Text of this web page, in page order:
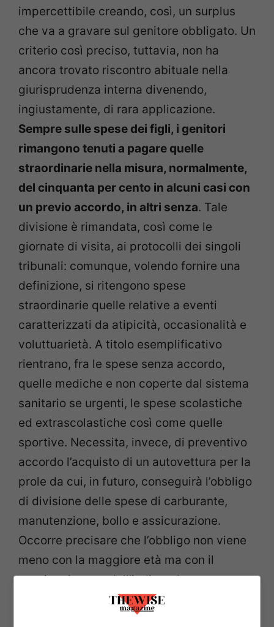
impercettibile creando, così, un surplus
che va a gravare sul genitore obbligato. Un
criterio così preciso, tuttavia, non ha
ancora trovato riscontro abituale nella
giurisprudenza interna divenendo,
ingiustamente, di rara applicazione.
Sempre sulle spese dei figli, i genitori
rimangono tenuti a pagare quelle
straordinarie nella misura, normalmente,
del cinquanta per cento in alcuni casi con
un previo accordo, in altri senza. Tale
divisione è rimandata, così come le
giornate di visita, ai protocolli dei singoli
tribunali: comunque, volendo fornire una
definizione, si ritengono spese
straordinarie quelle relative a eventi
caratterizzati da atipicità, occasionalità e
voluttuarietà. A titolo esemplificativo
rientrano, fra le spese senza accordo,
quelle mediche e non coperte dal sistema
sanitario se urgenti, le spese scolastiche
ed extrascolastiche così come quelle
sportive. Necessita, invece, di preventivo
accordo l’acquisto di un autovettura per la
prole da cui, in futuro, conseguirà l’obbligo
di divisione delle spese di carburante,
manutenzione, bollo e assicurazione.
Occorre precisare che l’obbligo non viene
meno con la maggiore età ma con il
raggiungimento dell’indipendenza
economica o, quantomeno, quando il figlio
sia messo nelle condizioni di ottenerla.